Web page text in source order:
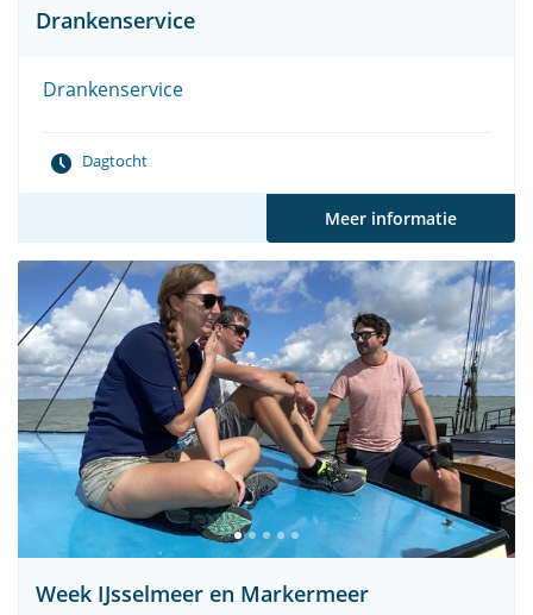
Drankenservice
Drankenservice
Dagtocht
Meer informatie
Week IJsselmeer en Markermeer